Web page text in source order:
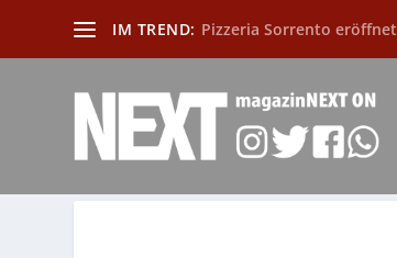
IM TREND: Pizzeria Sorrento